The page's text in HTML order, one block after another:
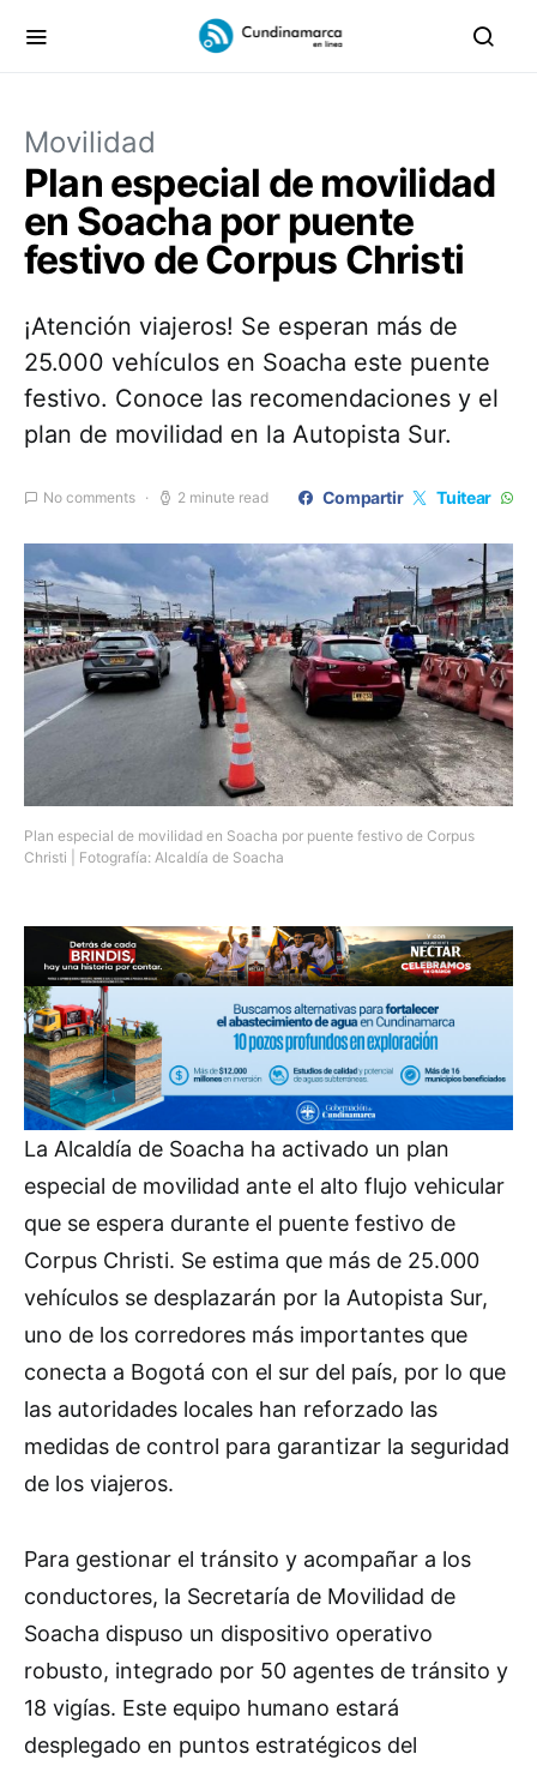
Movilidad
Plan especial de movilidad
en Soacha por puente
festivo de Corpus Christi
¡Atención viajeros! Se esperan más de
25.000 vehículos en Soacha este puente
festivo. Conoce las recomendaciones y el
plan de movilidad en la Autopista Sur.
No comments 2 minute read Compartir Tuitear
Plan especial de movilidad en Soacha por puente festivo de Corpus
Christi | Fotografía: Alcaldía de Soacha
La Alcaldía de Soacha ha activado un plan
especial de movilidad ante el alto flujo vehicular
que se espera durante el puente festivo de
Corpus Christi. Se estima que más de 25.000
vehículos se desplazarán por la Autopista Sur,
uno de los corredores más importantes que
conecta a Bogotá con el sur del país, por lo que
las autoridades locales han reforzado las
medidas de control para garantizar la seguridad
de los viajeros.
Para gestionar el tránsito y acompañar a los
conductores, la Secretaría de Movilidad de
Soacha dispuso un dispositivo operativo
robusto, integrado por 50 agentes de tránsito y
18 vigías. Este equipo humano estará
desplegado en puntos estratégicos del